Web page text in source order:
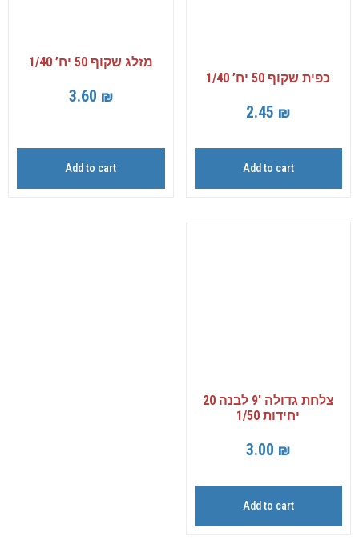
כפית שקוף 50 יח’ 1/40
2.45 ₪
Add to cart
מזלג שקוף 50 יח’ 1/40
3.60 ₪
Add to cart
צלחת גדולה 9′ לבנה 20
יחידות 1/50
3.00 ₪
Add to cart